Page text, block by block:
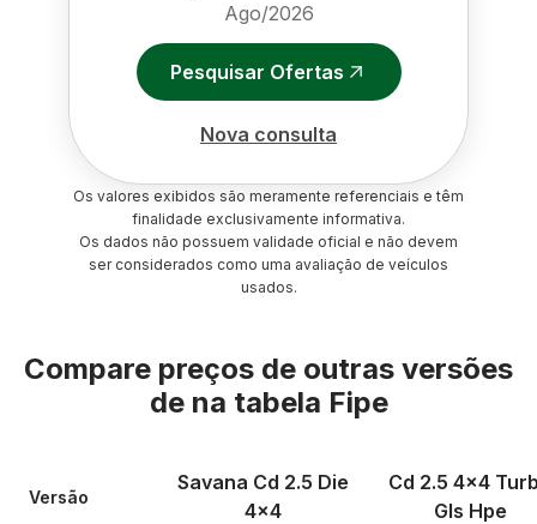
Ago/2026
Pesquisar Ofertas
Nova consulta
Os valores exibidos são meramente referenciais e têm
finalidade exclusivamente informativa.
Os dados não possuem validade oficial e não devem
ser considerados como uma avaliação de veículos
usados.
Compare preços de outras versões
de na tabela Fipe
Versão
Savana Cd 2.5 Die
4x4
Cd 2.5 4x4
Gls Hpe